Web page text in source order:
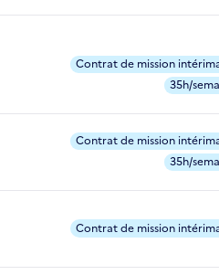
Contrat de mission
35h/
Contrat de mission
35h/
Contrat de mission